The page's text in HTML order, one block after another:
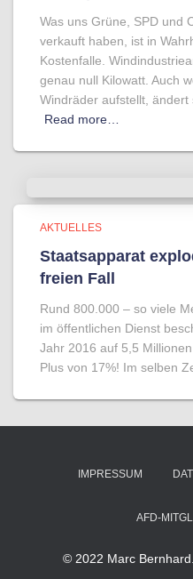
Was uns Grüne, SPD und
verkauft haben, ist in
Kostenfalle.
genau null Kilowatt. Auch
Windräder aufstellt, ändert
Read more…
AKTUELLES
Staatsapparat
freien Fall
Rund 800.000 – so viele
im öffentlichen Dienst
Jahr 2016 auf 5,5
Plus von 17%! Im selben
IMPRESSUM
AFD-
© 2022 Marc